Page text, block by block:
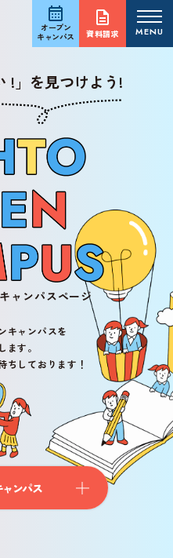
オープン
キャンパス
資料請求 MENU
!」を見つけよう!
ャンパスページ
キャンパスを
ます。
ちしております！
ンパス
場ガイダンス）